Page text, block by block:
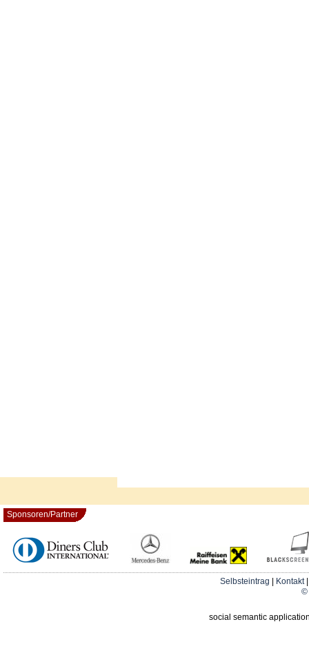
Sponsoren/Partner
Selbsteintrag Kontakt
©
social semantic